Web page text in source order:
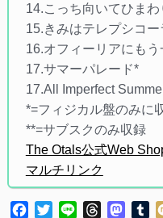
14.こっち向いてひまわ
15.きみはテレプシコー
16.オフィーリアにもう
17.サマーパレード*
17.All Imperfect
*=フィジカル盤のみに
**=サブスクのみ収録
The Otals公式Web
マルチリンク
Facebook
TwitterLine Threads